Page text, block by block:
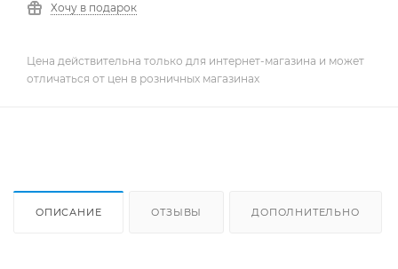
Хочу в подарок
Цена действительна только для интернет-магазина и может
отличаться от цен в розничных магазинах
ОПИСАНИЕ ОТЗЫВЫ ДОПОЛНИТЕЛЬНО